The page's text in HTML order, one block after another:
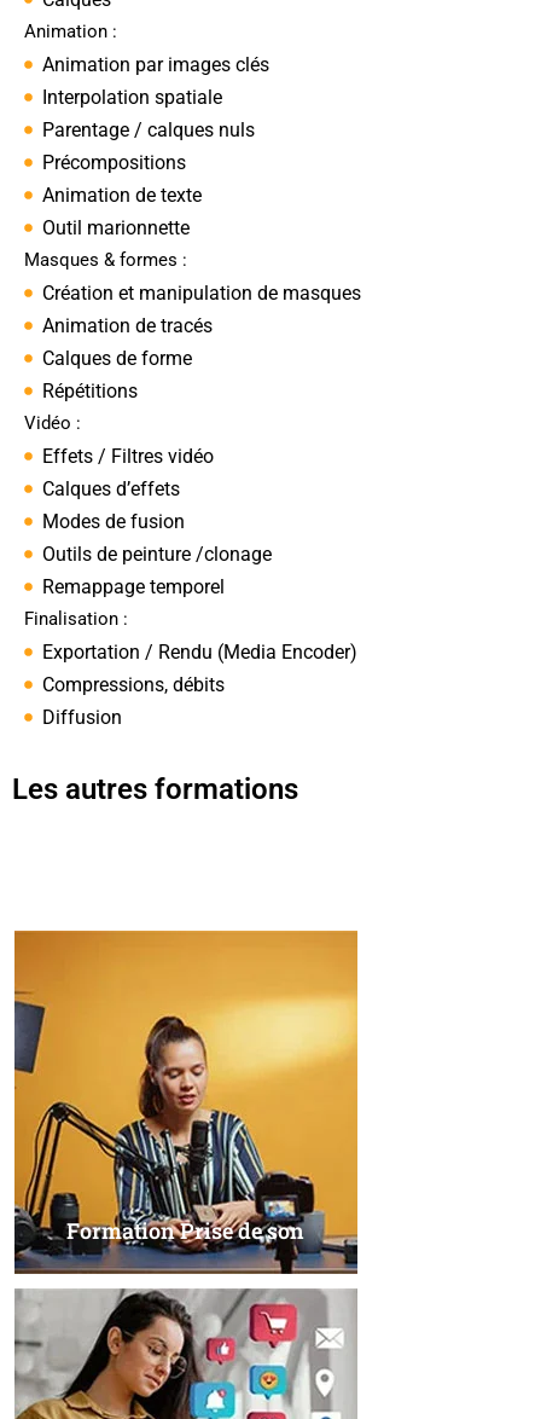
Animation :
Animation par images clés
Interpolation spatiale
Parentage / calques nuls
Précompositions
Animation de texte
Outil marionnette
Masques & formes :
Création et manipulation de masques
Animation de tracés
Calques de forme
Répétitions
Vidéo :
Effets / Filtres vidéo
Calques d’effets
Modes de fusion
Outils de peinture /clonage
Remappage temporel
Finalisation :
Exportation / Rendu (Media Encoder)
Compressions, débits
Diffusion
Les autres formations
Formation Prise de son